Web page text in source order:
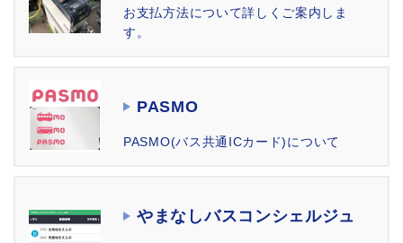
お⽀払⽅法について詳しくご案内しま
す。
PASMO
PASMO(バス共通ICカード)について
やまなしバスコンシェルジュ